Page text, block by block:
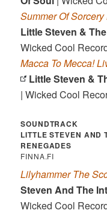
Summer Of
Little Steven &
Wicked Cool
Macca To Mecca!
Little Steven &
| Wicked Cool
SOUNDTRACK
LITTLE STEVEN AND
RENEGADES
FINNA.FI
Lilyhammer The
Steven And The
Wicked Cool